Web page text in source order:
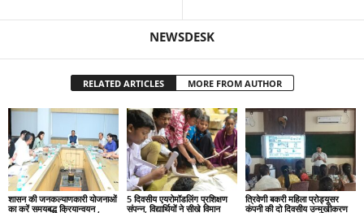
NEWSDESK
RELATED ARTICLES MORE FROM AUTHOR
शासन की जनकल्याणकारी योजनाओं
का करें समयबद्ध क्रियान्वयन ,
5 दिवसीय एयरोमॉडलिंग प्रशिक्षण
संपन्न, विद्यार्थियों ने सीखे विमान
त्रिवेणी बकरी महिला प्रोड्यूसर
कंपनी की दो दिवसीय उन्मुखीकरण